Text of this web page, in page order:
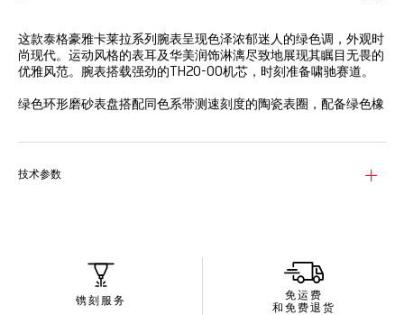
这款泰格豪雅卡莱拉系列腕表呈现色泽浓郁迷人的绿色调，外观时
尚现代。运动风格的表耳及华美润饰淋漓尽致地展现其瞩目无畏的
优雅风范。腕表搭载强劲的TH20-00机芯，时刻准备啸驰赛道。
绿色环形磨砂表盘搭配同色系带测速刻度的陶瓷表圈，配备绿色橡
背，尽览品牌自制TH20-00机芯运行美态。
技术参数
镌刻服务
免运费
和免费退货